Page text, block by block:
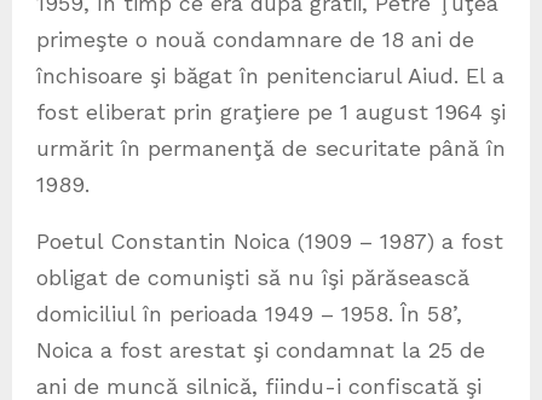
primeşte o nouă condamnare de 18 ani de
închisoare şi băgat în penitenciarul Aiud. El a
fost eliberat prin graţiere pe 1 august 1964 şi
urmărit în permanenţă de securitate până în
1989.
Poetul Constantin Noica (1909 – 1987) a fost
obligat de comunişti să nu îşi părăsească
domiciliul în perioada 1949 – 1958. În 58’,
Noica a fost arestat şi condamnat la 25 de
ani de muncă silnică, fiindu-i confiscată şi